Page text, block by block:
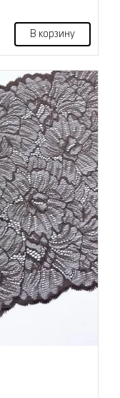
В корзину